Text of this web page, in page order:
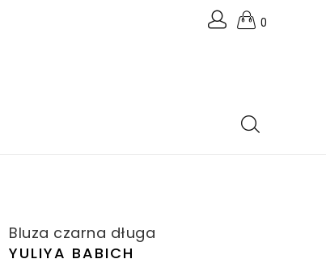
0
Bluza czarna długa
YULIYA BABICH